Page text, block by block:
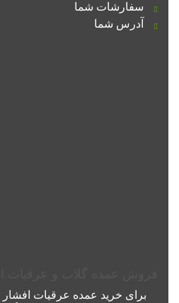
سفارشات شما
آدرس شما
برای خرید عمده عرقیات افشار